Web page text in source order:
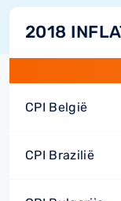
2018
CPI België
CPI Brazilië